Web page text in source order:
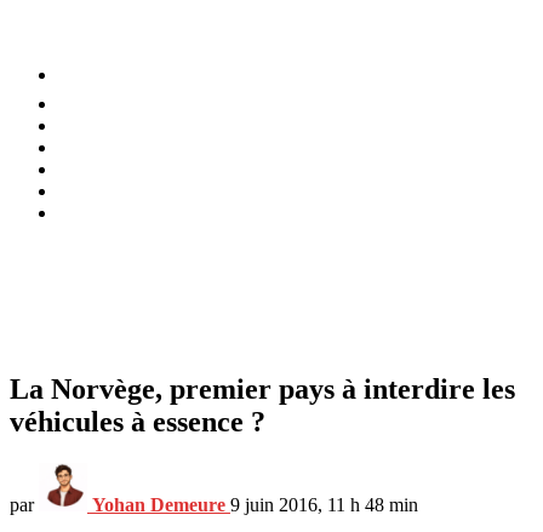
La Norvège, premier pays à interdire les
véhicules à essence ?
par Yohan Demeure 9 juin 2016, 11 h 48 min